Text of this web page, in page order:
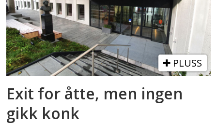
PLUSS
Exit for åtte, men ingen
gikk konk